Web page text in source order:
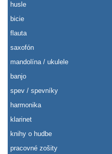
husle
bicie
flauta
saxofón
mandolína / ukulele
banjo
spev / spevníky
harmonika
klarinet
knihy o hudbe
pracovné zošity